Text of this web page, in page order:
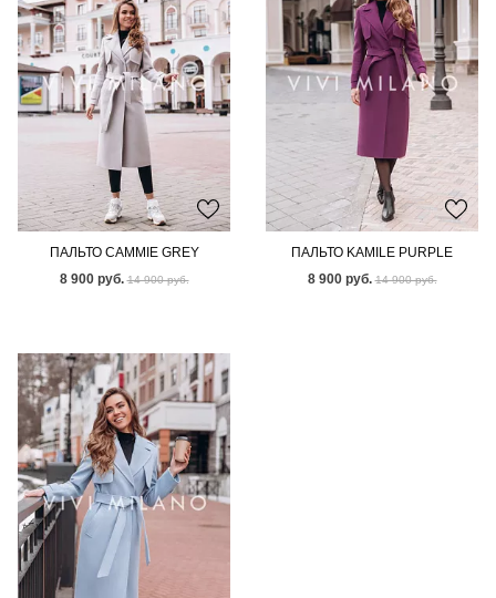
ПАЛЬТО CAMMIE GREY
8 900 руб. 14 900 руб.
ПАЛЬТО KAMILE PURPLE
8 900 руб. 14 900 руб.